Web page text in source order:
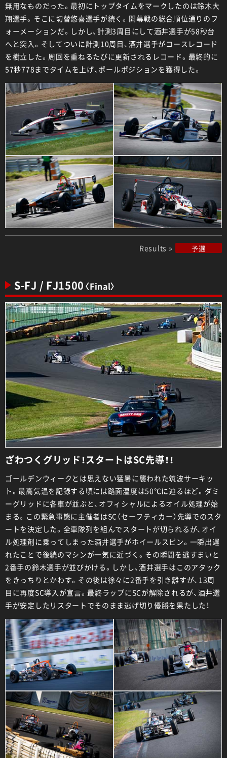
無用なものだった。最初にトップタイムをマークしたのは鈴木大
翔選手。そこに切替悠喜選手が続く。開幕戦の総合順位通りのフ
ォーメーションだ。しかし、計測3周目にして酒井選手が58秒台
へと突入。そしてついに計測10周目、酒井選手がコースレコード
を樹立した。周回を重ねるたびに更新されるレコード。最終的に
57秒778までタイムを上げ、ポールポジションを獲得した。
Results » 予選
S-FJ / FJ1500 〈Final〉
ざわつくグリッド！スタートはSC先導！！
ゴールデンウィークとは思えない猛暑に襲われた筑波サーキッ
ト。最高気温を記録する頃には路面温度は50℃に迫るほど。ダミ
ーグリッドに各車が並ぶと、オフィシャルによるオイル処理が始
まる。この緊急事態に主催者はSC（セーフティカー）先導でのスタ
ートを決定した。全車隊列を組んでスタートが切られるが、オイ
ル処理剤に乗ってしまった酒井選手がホイールスピン。一瞬出遅
れたことで後続のマシンが一気に近づく。その瞬間を逃すまいと
2番手の鈴木選手が並びかける。しかし、酒井選手はこのアタック
をきっちりとかわす。その後は徐々に2番手を引き離すが、13周
目に再度SC導入が宣言。最終ラップにSCが解除されるが、酒井選
手が安定したリスタートでそのまま逃げ切り優勝を果たした！